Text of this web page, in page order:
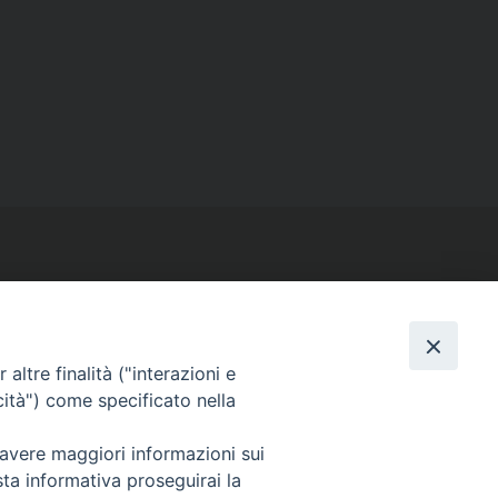
SEGUICI SU
Facebook
Instagram
X
altre finalità ("interazioni e
come specificato nella
maggiori informazioni sui
informativa proseguirai la